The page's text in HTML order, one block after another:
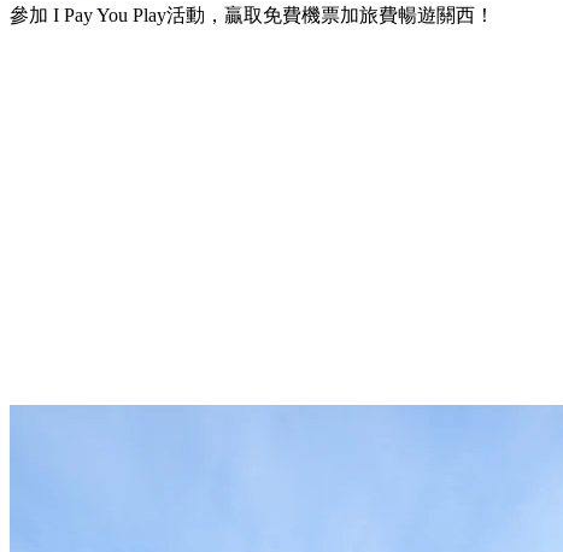
參加 I Pay You Play活動，贏取免費機票加旅費暢遊關西！